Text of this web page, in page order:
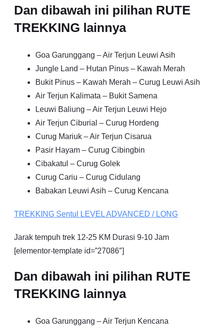
Dan dibawah ini pilihan RUTE
TREKKING lainnya
Goa Garunggang – Air Terjun Leuwi Asih
Jungle Land – Hutan Pinus – Kawah Merah
Bukit Pinus – Kawah Merah – Curug Leuwi Asih
Air Terjun Kalimata – Bukit Samena
Leuwi Baliung – Air Terjun Leuwi Hejo
Air Terjun Ciburial – Curug Hordeng
Curug Mariuk – Air Terjun Cisarua
Pasir Hayam – Curug Cibingbin
Cibakatul – Curug Golek
Curug Cariu – Curug Cidulang
Babakan Leuwi Asih – Curug Kencana
TREKKING Sentul LEVEL ADVANCED / LONG
Jarak tempuh trek 12-25 KM Durasi 9-10 Jam
[elementor-template id=”27086″]
Dan dibawah ini pilihan RUTE
TREKKING lainnya
Goa Garunggang – Air Terjun Kencana